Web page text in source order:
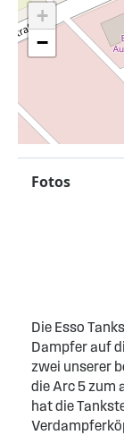
+
−
Fotos
Die Esso
Dampfer auf
zwei unserer
die Arc 5 zum
hat die